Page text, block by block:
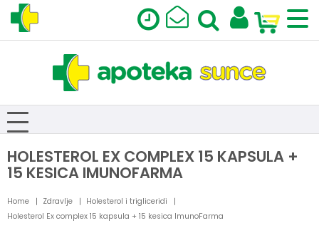
HOLESTEROL EX COMPLEX 15 KAPSULA +
15 KESICA IMUNOFARMA
Home Zdravlje
Holesterol i trigliceridi
Holesterol Ex complex 15 kapsula + 15 kesica ImunoFarma